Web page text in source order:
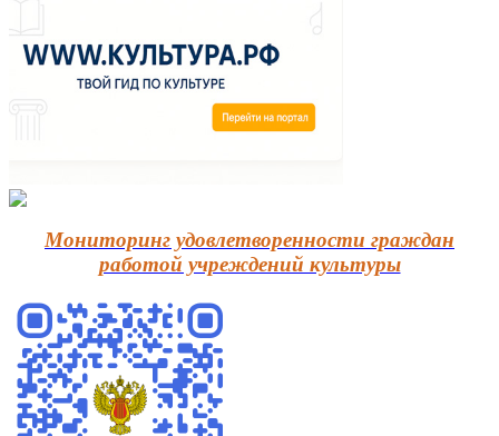
Мониторинг удовлетворенности граждан
работой учреждений культуры